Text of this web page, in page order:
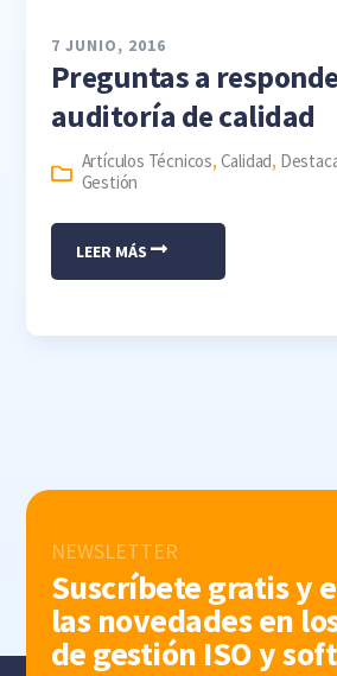
7 JUNIO, 2016
Preguntas a
auditoría de calidad
Artículos Técnicos, Calidad,
Gestión
LEER MÁS
NEWSLETTER
Suscríbete gratis y
las novedades en
de gestión ISO y